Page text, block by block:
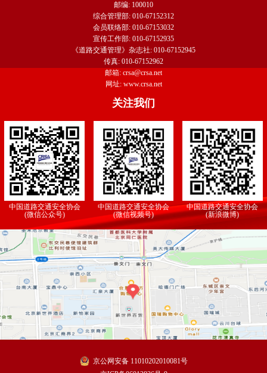
邮编: 100010
综合管理部: 010-67152312
会员联络部: 010-67153032
宣传工作部: 010-67152935
《道路交通管理》杂志社: 010-67152945
传真: 010-67152962
邮箱: crsa@crsa.net
网址: www.crsa.net
关注我们
中国道路交通安全协会
(微信公众号)
中国道路交通安全协会
(微信视频号)
中国道路交通安全协会
(新浪微博)
京公网安备 11010202010081号